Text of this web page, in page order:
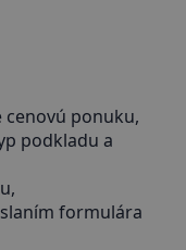
ponuku,
podkladu a
formulára